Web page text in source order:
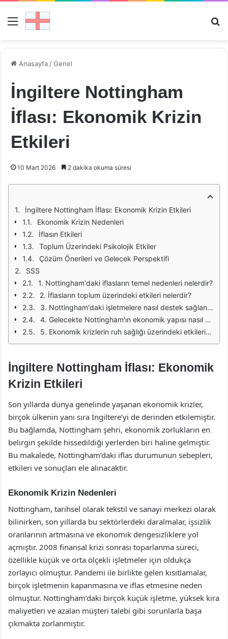
Menü
Anasayfa /Genel
İngiltere Nottingham
İflası: Ekonomik Krizin
Etkileri
10 Mart 2026 2 dakika okuma süresi
İngiltere Nottingham İflası: Ekonomik Krizin Etkileri
Ekonomik Krizin Nedenleri
İflasın Etkileri
Toplum Üzerindeki Psikolojik Etkiler
Çözüm Önerileri ve Gelecek Perspektifi
SSS
1. Nottingham'daki iflasların temel nedenleri nelerdir?
2. İflasların toplum üzerindeki etkileri nelerdir?
3. Nottingham'daki işletmelere nasıl destek sağlanabilir?
4. Gelecekte Nottingham'ın ekonomik yapısı nasıl çeşitlendirilebilir?
5. Ekonomik krizlerin ruh sağlığı üzerindeki etkileri nelerdir?
İngiltere Nottingham İflası: Ekonomik
Krizin Etkileri
Son yıllarda dünya genelinde yaşanan ekonomik krizler,
birçok ülkenin yanı sıra İngiltere’yi de derinden etkilemiştir.
Bu bağlamda, Nottingham şehri, ekonomik zorlukların en
belirgin şekilde hissedildiği yerlerden biri haline gelmiştir.
Bu makalede, Nottingham’daki iflas durumunun sebepleri,
etkileri ve sonuçları ele alınacaktır.
Ekonomik Krizin Nedenleri
Nottingham, tarihsel olarak tekstil ve sanayi merkezi olarak
bilinirken, son yıllarda bu sektörlerdeki daralmalar, işsizlik
oranlarının artmasına ve ekonomik dengesizliklere yol
açmıştır. 2008 finansal krizi sonrası toparlanma süreci,
özellikle küçük ve orta ölçekli işletmeler için oldukça
zorlayıcı olmuştur. Pandemi ile birlikte gelen kısıtlamalar,
birçok işletmenin kapanmasına ve iflas etmesine neden
olmuştur. Nottingham’daki birçok küçük işletme, yüksek kira
maliyetleri ve azalan müşteri talebi gibi sorunlarla başa
çıkmakta zorlanmıştır.